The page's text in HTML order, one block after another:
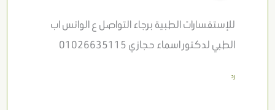
للإستفسارات الطبية برجاء التواصل ع الواتس اب
الطبي لدكتور اسماء حجازي 01026635115
رد